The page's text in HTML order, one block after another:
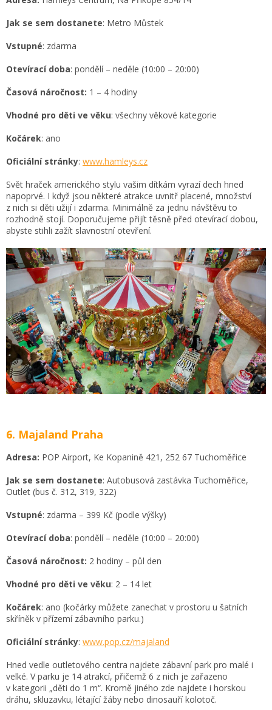
Jak se sem dostanete: Metro Můstek
Vstupné: zdarma
Otevírací doba: pondělí – neděle (10:00 – 20:00)
Časová náročnost: 1 – 4 hodiny
Vhodné pro děti ve věku: všechny věkové kategorie
Kočárek: ano
Oficiální stránky: www.hamleys.cz
Svět hraček amerického stylu vašim dítkám vyrazí dech hned
napoprvé. I když jsou některé atrakce uvnitř placené, množství
z nich si děti užijí i zdarma. Minimálně za jednu návštěvu to
rozhodně stojí. Doporučujeme přijít těsně před otevírací dobou,
abyste stihli zažít slavnostní otevření.
6. Majaland Praha
Adresa: POP Airport, Ke Kopanině 421, 252 67 Tuchoměřice
Jak se sem dostanete: Autobusová zastávka Tuchoměřice,
Outlet (bus č. 312, 319, 322)
Vstupné: zdarma – 399 Kč (podle výšky)
Otevírací doba: pondělí – neděle (10:00 – 20:00)
Časová náročnost: 2 hodiny – půl den
Vhodné pro děti ve věku: 2 – 14 let
Kočárek: ano (kočárky můžete zanechat v prostoru u šatních
skříněk v přízemí zábavního parku.)
Oficiální stránky: www.pop.cz/majaland
Hned vedle outletového centra najdete zábavní park pro malé i
velké. V parku je 14 atrakcí, přičemž 6 z nich je zařazeno
v kategorii „děti do 1 m“. Kromě jiného zde najdete i horskou
dráhu, skluzavku, létající žáby nebo dinosauří kolotoč.